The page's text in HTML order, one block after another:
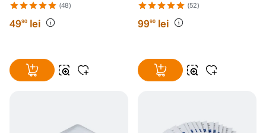
(48)
4990 lei
(52)
9990 lei